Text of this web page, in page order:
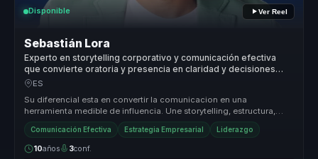
Disponible Ver Reel
Sebastián Lora
Experto en storytelling corporativo y comunicación efectiva
que convierte oratoria y presencia en claridad y decisiones
para líderes y equipos.
ES
Su diferencial esta en convertir la comunicacion en una
herramienta medible de influencia. Une storytelling, estructura,
presencia y pers...
Comunicación Efectiva Estrategia Empresarial Liderazgo
10años 3conf.